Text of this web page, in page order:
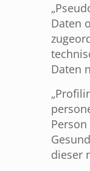
Daten
Daten
dieser